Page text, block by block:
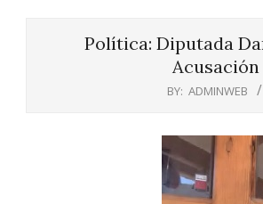
Política: Diputada
BY: ADMINWEB